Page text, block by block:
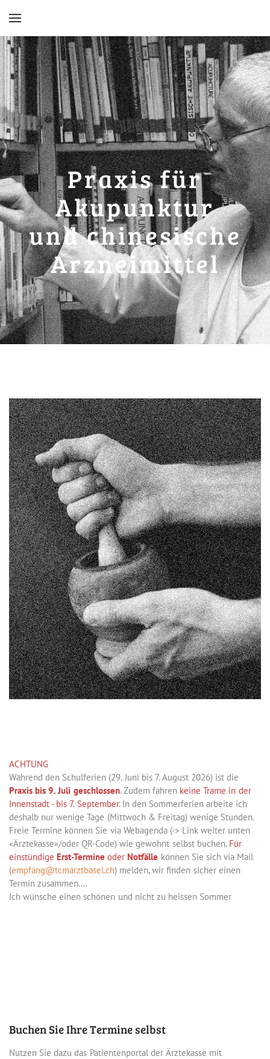
Willkommen
Traditionelle Chinesische Meddizin
Krankenkassen und Tarife
Informationen
Frau und Kind
Search by typing & pressing enter
YOUR CART
ACHTUNG
Während den Schulferien (29. Juni bis 7. August 2026) ist die
Praxis bis 9. Juli geschlossen. Zudem fahren keine Trame in der
Innenstadt - bis 7. September. In den Sommerferien arbeite ich
deshalb nur wenige Tage (Mittwoch & Freitag) wenige Stunden.
Freie Termine können Sie via Webagenda (-> Link weiter unten
«Ärztekasse»/oder QR-Code) wie gewohnt selbst buchen. Für
einstündige Erst-Termine oder Notfälle können Sie sich via Mail
(empfang@tcmarztbasel.ch) melden, wir finden sicher einen
Termin zusammen….
Ich wünsche einen schönen und nicht zu heissen Sommer
Buchen Sie Ihre Termine selbst
Nutzen Sie dazu das Patientenportal der Ärztekasse mit